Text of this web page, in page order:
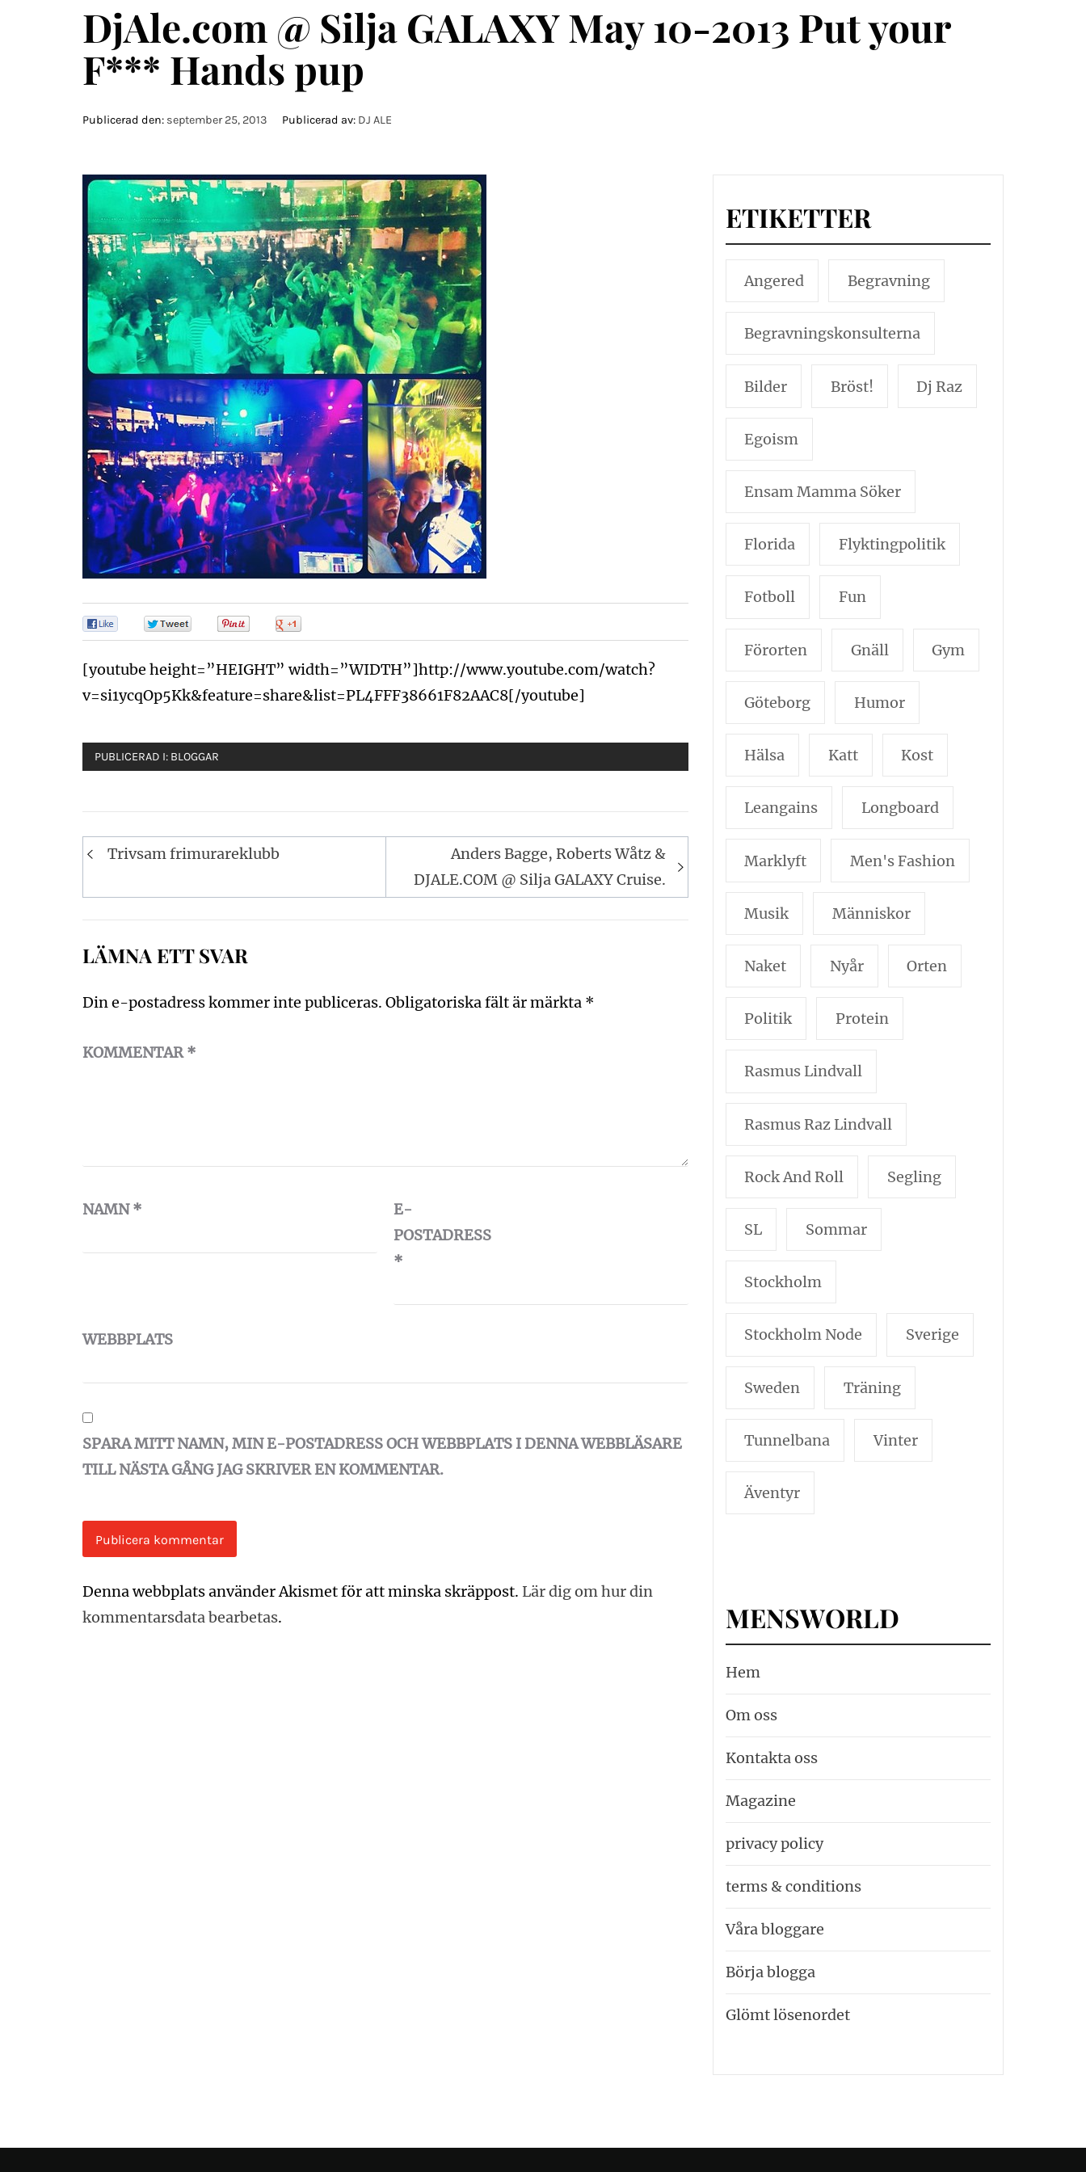
DjAle.com @ Silja GALAXY May 10-2013 Put your
F*** Hands pup
Publicerad den: september 25, 2013 Publicerad av: DJ ALE
[youtube height=”HEIGHT” width=”WIDTH”]http://www.youtube.com/watch?
v=si1ycqOp5Kk&feature=share&list=PL4FFF38661F82AAC8[/youtube]
PUBLICERAD I: BLOGGAR
Inläggsnavigering
Trivsam frimurareklubb
Anders Bagge, Roberts Wåtz &
DJALE.COM @ Silja GALAXY Cruise.
LÄMNA ETT SVAR
Din e-postadress kommer inte publiceras. Obligatoriska fält är märkta *
KOMMENTAR*
NAMN*
E-
POSTADRESS
*
WEBBPLATS
SPARA MITT NAMN, MIN E-POSTADRESS OCH WEBBPLATS I DENNA WEBBLÄSARE
TILL NÄSTA GÅNG JAG SKRIVER EN KOMMENTAR.
Denna webbplats använder Akismet för att minska skräppost. Lär dig om hur din
kommentarsdata bearbetas.
ETIKETTER
Angered Begravning
Begravningskonsulterna
Bilder Bröst! Dj Raz
Egoism
Ensam Mamma Söker
Florida Flyktingpolitik
Fotboll Fun
Förorten Gnäll Gym
Göteborg Humor
Hälsa Katt Kost
Leangains Longboard
Marklyft Men's Fashion
Musik Människor
Naket Nyår Orten
Politik Protein
Rasmus Lindvall
Rasmus Raz Lindvall
Rock And Roll Segling
SL Sommar
Stockholm
Stockholm Node Sverige
Sweden Träning
Tunnelbana Vinter
Äventyr
MENSWORLD
Hem
Om oss
Kontakta oss
Magazine
privacy policy
terms & conditions
Våra bloggare
Börja blogga
Glömt lösenordet